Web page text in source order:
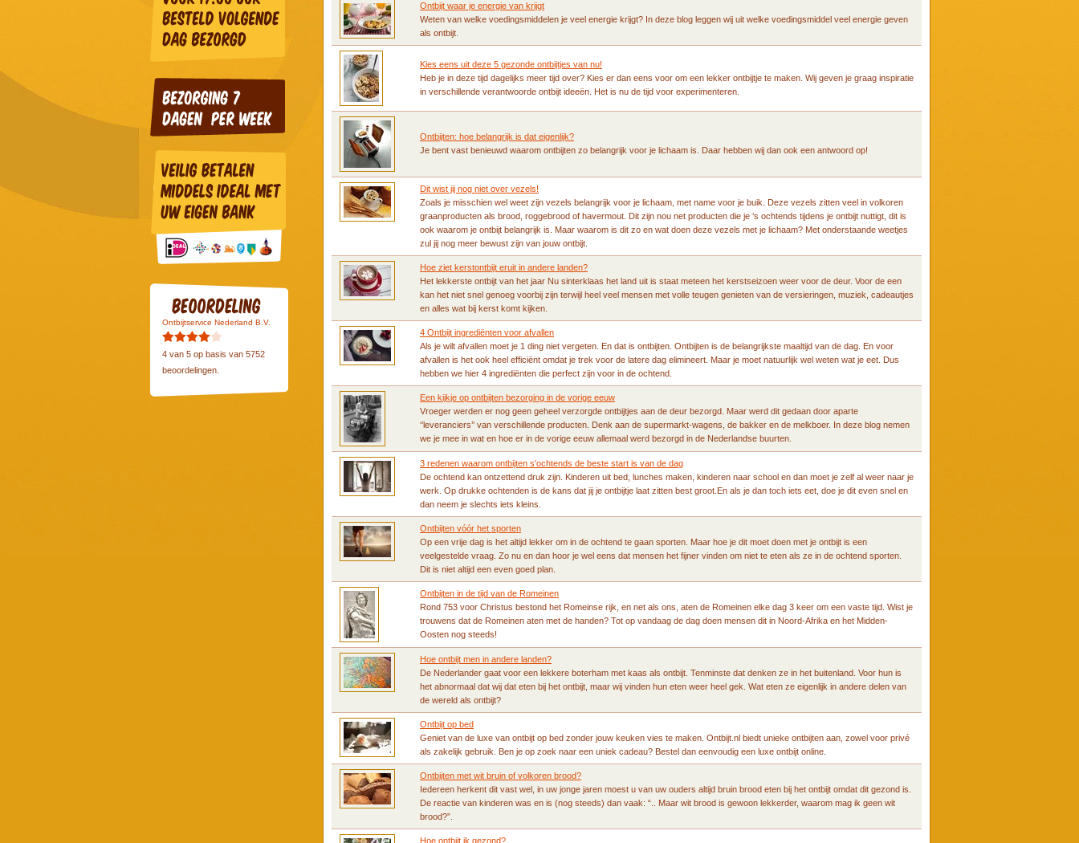
Ontbijt waar je energie van krijgt
Weten van welke voedingsmiddelen je veel energie krijgt? In deze blog leggen wij uit welke voedingsmiddel veel energie geven
als ontbijt.
Kies eens uit deze 5 gezonde ontbijtjes van nu!
Heb je in deze tijd dagelijks meer tijd over? Kies er dan eens voor om een lekker ontbijtje te maken. Wij geven je graag inspiratie
in verschillende verantwoorde ontbijt ideeën. Het is nu de tijd voor experimenteren.
Ontbijten: hoe belangrijk is dat eigenlijk?
Je bent vast benieuwd waarom ontbijten zo belangrijk voor je lichaam is. Daar hebben wij dan ook een antwoord op!
Dit wist jij nog niet over vezels!
Zoals je misschien wel weet zijn vezels belangrijk voor je lichaam, met name voor je buik. Deze vezels zitten veel in volkoren
graanproducten als brood, roggebrood of havermout. Dit zijn nou net producten die je ‘s ochtends tijdens je ontbijt nuttigt, dit is
ook waarom je ontbijt belangrijk is. Maar waarom is dit zo en wat doen deze vezels met je lichaam? Met onderstaande weetjes
zul jij nog meer bewust zijn van jouw ontbijt.
Hoe ziet kerstontbijt eruit in andere landen?
Het lekkerste ontbijt van het jaar Nu sinterklaas het land uit is staat meteen het kerstseizoen weer voor de deur. Voor de een
kan het niet snel genoeg voorbij zijn terwijl heel veel mensen met volle teugen genieten van de versieringen, muziek, cadeautjes
en alles wat bij kerst komt kijken.
4 Ontbijt ingrediënten voor afvallen
Als je wilt afvallen moet je 1 ding niet vergeten. En dat is ontbijten. Ontbijten is de belangrijkste maaltijd van de dag. En voor
afvallen is het ook heel efficiënt omdat je trek voor de latere dag elimineert. Maar je moet natuurlijk wel weten wat je eet. Dus
hebben we hier 4 ingrediënten die perfect zijn voor in de ochtend.
Een kijkje op ontbijten bezorging in de vorige eeuw
Vroeger werden er nog geen geheel verzorgde ontbijtjes aan de deur bezorgd. Maar werd dit gedaan door aparte
‘’leveranciers’’ van verschillende producten. Denk aan de supermarkt-wagens, de bakker en de melkboer. In deze blog nemen
we je mee in wat en hoe er in de vorige eeuw allemaal werd bezorgd in de Nederlandse buurten.
3 redenen waarom ontbijten s'ochtends de beste start is van de dag
De ochtend kan ontzettend druk zijn. Kinderen uit bed, lunches maken, kinderen naar school en dan moet je zelf al weer naar je
werk. Op drukke ochtenden is de kans dat jij je ontbijtje laat zitten best groot.En als je dan toch iets eet, doe je dit even snel en
dan neem je slechts iets kleins.
Ontbijten vóór het sporten
Op een vrije dag is het altijd lekker om in de ochtend te gaan sporten. Maar hoe je dit moet doen met je ontbijt is een
veelgestelde vraag. Zo nu en dan hoor je wel eens dat mensen het fijner vinden om niet te eten als ze in de ochtend sporten.
Dit is niet altijd een even goed plan.
Ontbijten in de tijd van de Romeinen
Rond 753 voor Christus bestond het Romeinse rijk, en net als ons, aten de Romeinen elke dag 3 keer om een vaste tijd. Wist je
trouwens dat de Romeinen aten met de handen? Tot op vandaag de dag doen mensen dit in Noord-Afrika en het Midden-
Oosten nog steeds!
Hoe ontbijt men in andere landen?
De Nederlander gaat voor een lekkere boterham met kaas als ontbijt. Tenminste dat denken ze in het buitenland. Voor hun is
het abnormaal dat wij dat eten bij het ontbijt, maar wij vinden hun eten weer heel gek. Wat eten ze eigenlijk in andere delen van
de wereld als ontbijt?
Ontbijt op bed
Geniet van de luxe van ontbijt op bed zonder jouw keuken vies te maken. Ontbijt.nl biedt unieke ontbijten aan, zowel voor privé
als zakelijk gebruik. Ben je op zoek naar een uniek cadeau? Bestel dan eenvoudig een luxe ontbijt online.
Ontbijten met wit bruin of volkoren brood?
Iedereen herkent dit vast wel, in uw jonge jaren moest u van uw ouders altijd bruin brood eten bij het ontbijt omdat dit gezond is.
De reactie van kinderen was en is (nog steeds) dan vaak: “.. Maar wit brood is gewoon lekkerder, waarom mag ik geen wit
brood?”.
Hoe ontbijt ik gezond?
Ontbijtservice Nederland B.V.
4 van 5 op basis van 5752
beoordelingen.